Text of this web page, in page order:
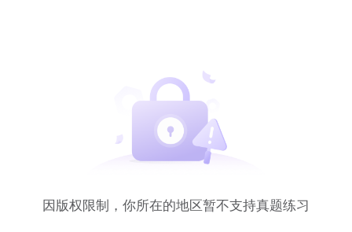
因版权限制，你所在的地区暂不支持真题练习